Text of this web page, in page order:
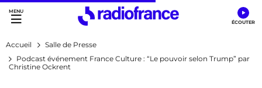
Accès direct :
Menu principal
Contenu
Accueil
Salle de Presse
Podcast événement France Culture : “Le pouvoir selon Trump” par
Christine Ockrent